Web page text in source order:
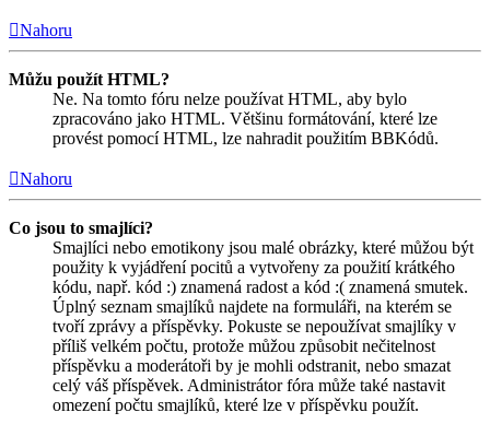
Nahoru
Můžu použít HTML?
Ne. Na tomto fóru nelze používat HTML, aby bylo
zpracováno jako HTML. Většinu formátování, které lze
provést pomocí HTML, lze nahradit použitím BBKódů.
Nahoru
Co jsou to smajlíci?
Smajlíci nebo emotikony jsou malé obrázky, které můžou být
použity k vyjádření pocitů a vytvořeny za použití krátkého
kódu, např. kód :) znamená radost a kód :( znamená smutek.
Úplný seznam smajlíků najdete na formuláři, na kterém se
tvoří zprávy a příspěvky. Pokuste se nepoužívat smajlíky v
příliš velkém počtu, protože můžou způsobit nečitelnost
příspěvku a moderátoři by je mohli odstranit, nebo smazat
celý váš příspěvek. Administrátor fóra může také nastavit
omezení počtu smajlíků, které lze v příspěvku použít.